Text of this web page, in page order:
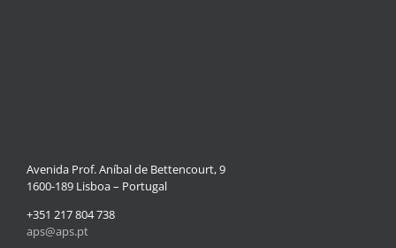
Avenida Prof. Aníbal de Bettencourt, 9
1600-189 Lisboa – Portugal
+351 217 804 738
aps@aps.pt